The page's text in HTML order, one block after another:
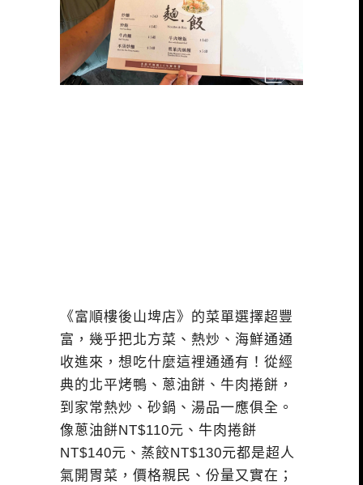
《富順樓後山埤店》的菜單選擇超豐
富，幾乎把北方菜、熱炒、海鮮通通
收進來，想吃什麼這裡通通有！從經
典的北平烤鴨、蔥油餅、牛肉捲餅，
到家常熱炒、砂鍋、湯品一應俱全。
像蔥油餅NT$110元、牛肉捲餅
NT$140元、蒸餃NT$130元都是超人
氣開胃菜，價格親民、份量又實在；